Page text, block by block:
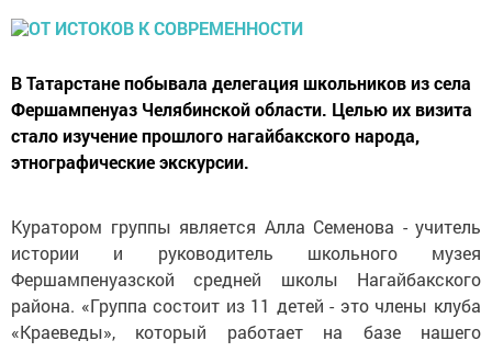
В Татарстане побывала делегация школьников из села
Фершампенуаз Челябинской области. Целью их визита
стало изучение прошлого нагайбакского народа,
этнографические экскурсии.
Куратором группы является Алла Семенова - учитель
истории и руководитель школьного музея
Фершампенуазской средней школы Нагайбакского
района. «Группа состоит из 11 детей - это члены клуба
«Краеведы», который работает на базе нашего